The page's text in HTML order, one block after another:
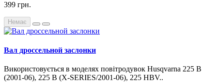
399 грн.
Немає
Вал дроссельной заслонки
Використовується в моделях повітродувок Husqvarna 225 B
(2001-06), 225 B (X-SERIES/2001-06), 225 HBV..